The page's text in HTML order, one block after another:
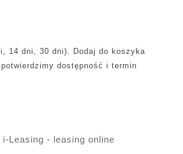
14 dni, 30 dni). Dodaj do koszyka
dostępność i termin